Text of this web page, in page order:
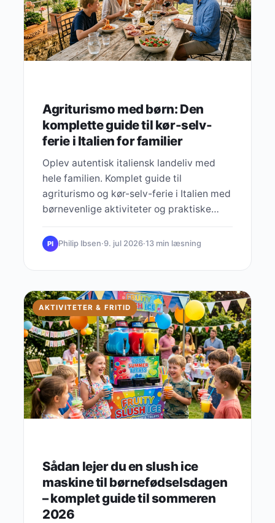
Agriturismo med børn: Den
komplette guide til kør-selv-
ferie i Italien for familier
Oplev autentisk italiensk landeliv med
hele familien. Komplet guide til
agriturismo og kør-selv-ferie i Italien med
børnevenlige aktiviteter og praktiske
PI Philip Ibsen·9. jul 2026·13 min læsning
AKTIVITETER & FRITID
Sådan lejer du en slush ice
maskine til børnefødselsdagen
– komplet guide til sommeren
2026